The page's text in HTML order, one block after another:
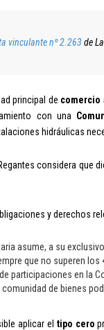
vinculante nº 2.263de
principal de comercio
con una
hidráulicas
considera que
y derechos
asume, a su
que no superen los
participaciones en la
de bienes
aplicar el tipo cero